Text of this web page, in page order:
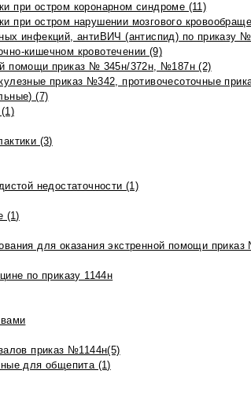
при остром коронарном синдроме (11)
при остром нарушении мозгового
инфекций, антиВИЧ (антиспид) по приказу
кишечном кровотечении (9)
помощи приказ № 345н/372н, №187н (2)
приказ №342, противочесоточные
(7)
(3)
недостаточности (1)
(1)
для оказания экстренной помощи
по приказу 1144н
приказ №1144н(5)
для общепита (1)